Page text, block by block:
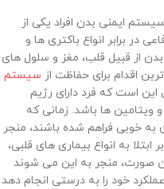
ایمنی بدن افراد یکی از
برابر انواع باکتری ها و
از قبیل قلب، مغز و سلول های
اقدام برای حفاظت از سیستم
این است که فرد دارای رژیم
ویتامین ها باشد. زمانی که
به خوبی فراهم شده باشند، منجر
به انواع بیماری های قلبی،
صورت، منجر به این می شوند
خود را به درستی انجام دهد